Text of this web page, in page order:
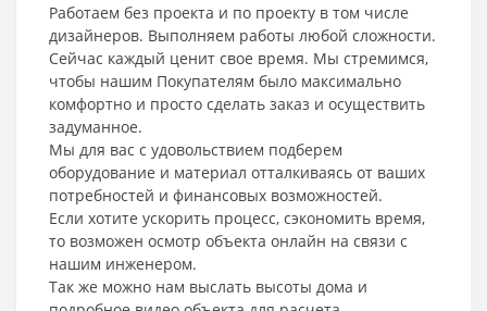
Работаем без проекта и по проекту в том числе
дизайнеров. Выполняем работы любой сложности.
Сейчас каждый ценит свое время. Мы стремимся,
чтобы нашим Покупателям было максимально
комфортно и просто сделать заказ и осуществить
задуманное.
Мы для вас с удовольствием подберем
оборудование и материал отталкиваясь от ваших
потребностей и финансовых возможностей.
Если хотите ускорить процесс, сэкономить время,
то возможен осмотр объекта онлайн на связи с
нашим инженером.
Так же можно нам выслать высоты дома и